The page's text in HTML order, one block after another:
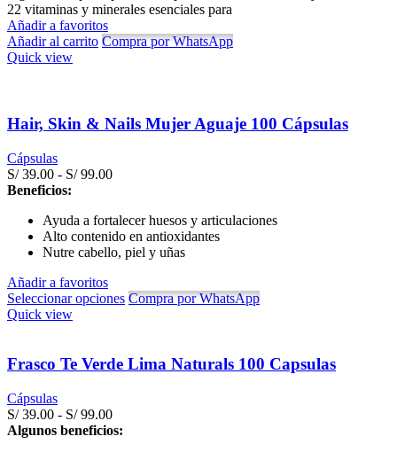
22 vitaminas y minerales esenciales para
Añadir a favoritos
Añadir al carrito Compra por WhatsApp
Quick view
Hair, Skin & Nails Mujer Aguaje 100 Cápsulas
Cápsulas
S/39.00 - S/99.00Rango
desde
S/ 39.00
hasta
Beneficios:
Ayuda a fortalecer huesos y articulaciones
Alto contenido en antioxidantes
Nutre cabello, piel y uñas
Añadir a favoritos
Seleccionar opciones Compra por WhatsApp
Quick view
Frasco Te Verde Lima Naturals 100 Capsulas
Cápsulas
S/39.00 - S/99.00Rango
de
Algunos beneficios: